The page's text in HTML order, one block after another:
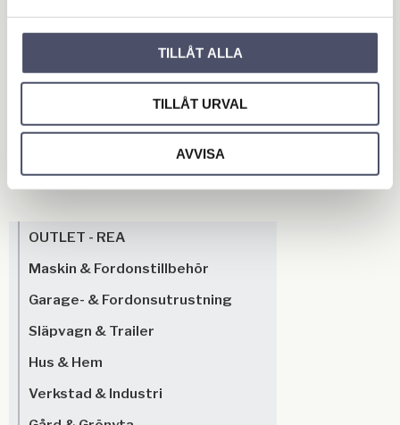
TILLÅT ALLA
TILLÅT URVAL
AVVISA
You
OUTLET - REA
Maskin & Fordonstillbehör
Garage- & Fordonsutrustning
Släpvagn & Trailer
Hus & Hem
Verkstad & Industri